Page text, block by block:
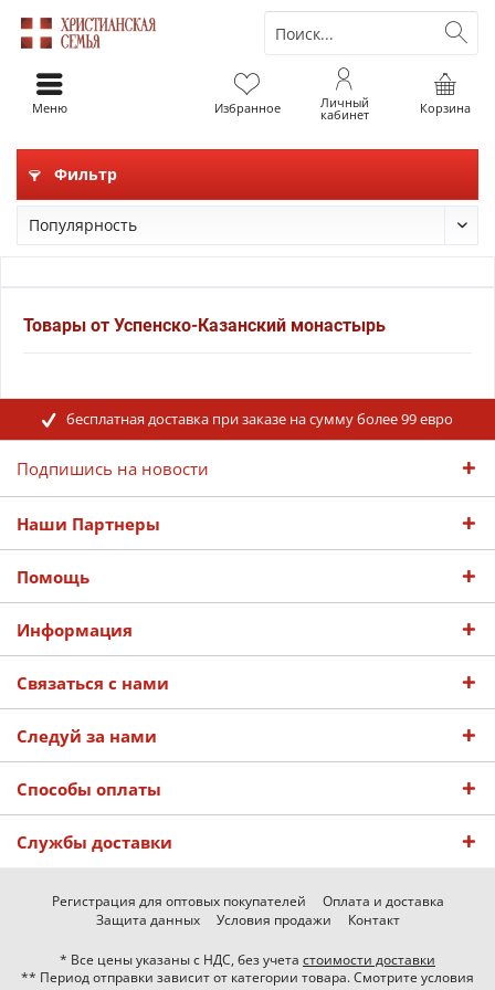
Корзина
Избранное Личный
кабинет
Меню
Фильтр
Товары от Успенско-Казанский монастырь
бесплатная доставка при заказе на сумму более 99 евро
Подпишись на новости
Наши Партнеры
Помощь
Информация
Связаться с нами
Следуй за нами
Способы оплаты
Службы доставки
Регистрация для оптовых покупателей
Оплата и доставка
Защита данных
Условия продажи Контакт
* Все цены указаны с НДС, без учета стоимости доставки
** Период отправки зависит от категории товара. Смотрите условия